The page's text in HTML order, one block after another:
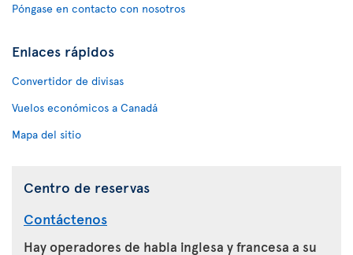
Póngase en contacto con nosotros
Enlaces rápidos
Convertidor de divisas
Vuelos económicos a Canadá
Mapa del sitio
Centro de reservas
Contáctenos
Hay operadores de habla inglesa y francesa a su